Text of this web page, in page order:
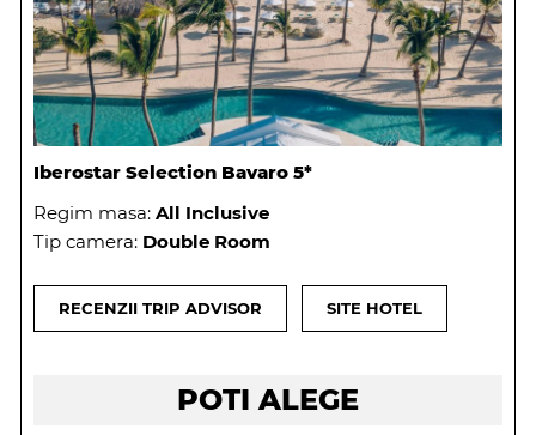
Iberostar Selection Bavaro 5*
Regim masa: All Inclusive
Tip camera: Double Room
RECENZII TRIP ADVISOR SITE HOTEL
POTI ALEGE